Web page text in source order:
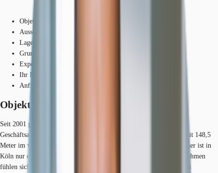
Objekt
Ausstattung
Lage und Verkehrsanbindung
Grundrisse
Exposé herunterladen
Ihr Kontakt
Anfrage senden
Objekt
Seit 2001 prägt der KölnTurm das Stadtbild der Stadt. Als erste
Geschäftsadresse ist der KölnTurm das höchste Bürohochhaus und mit 148,5
Meter im wahrsten Sinne des Wortes ein überragendes Gebäude. Höher ist in
Köln nur das berühmteste Wahrzeichen: der Dom. Namhafte Unternehmen
fühlen sich von der Prestigearchitektur mit der ungewöhnlichen, vom